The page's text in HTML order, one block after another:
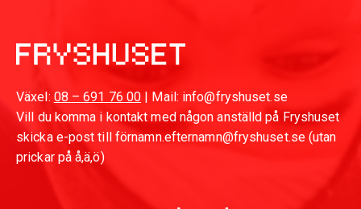
Växel: 08 – 691 76 00 | Mail: info@fryshuset.se
Vill du komma i kontakt med någon anställd på Fryshuset
skicka e-post till förnamn.efternamn@fryshuset.se (utan
prickar på å,ä,ö)